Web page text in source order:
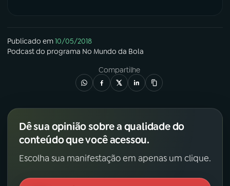
Publicado em10/05/2018
Podcastdo programa No Mundo da Bola
Compartilhe
Dê sua opinião sobre a qualidade do
conteúdo que você acessou.
Escolha sua manifestação em apenas um clique.